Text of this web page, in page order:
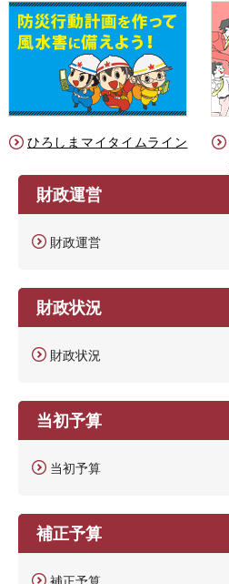
ひろしまマイタイムライン
財政運営
財政運営
財政状況
財政状況
当初予算
当初予算
補正予算